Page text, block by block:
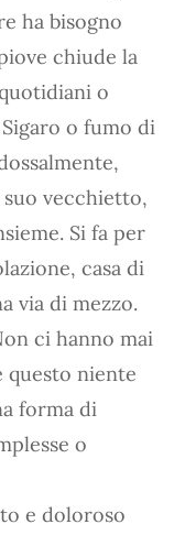
ha bisogno
chiude la
o
o fumo di
vecchietto,
Si fa per
casa di
via di mezzo.
ci hanno mai
questo niente
forma di
o
e doloroso